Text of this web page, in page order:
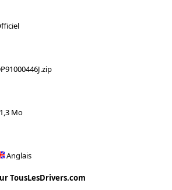
Mo
Anglais
TousLesDrivers.com